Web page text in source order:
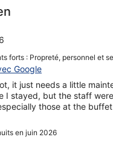
forts : Propreté, personnel et
Google
it just needs a little
I stayed, but the staff
those at the
en juin 2026